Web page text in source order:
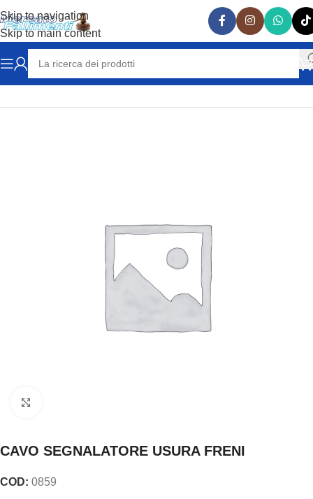
Skip to navigation
Skip to main content
Home RICAMBI AUTO LAMBORGHINI
CAVO SEGNALATORE USURA FRENI
COD: 0859